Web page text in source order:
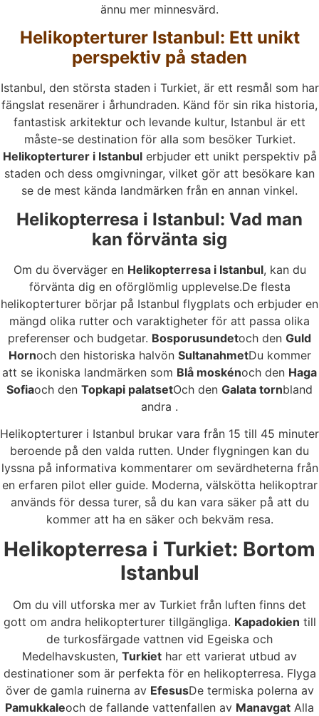
ännu mer minnesvärd.
Helikopterturer Istanbul: Ett unikt
perspektiv på staden
Istanbul, den största staden i Turkiet, är ett resmål som har
fängslat resenärer i århundraden. Känd för sin rika historia,
fantastisk arkitektur och levande kultur, Istanbul är ett
måste-se destination för alla som besöker Turkiet.
Helikopterturer i Istanbulerbjuder ett unikt perspektiv på
staden och dess omgivningar, vilket gör att besökare kan
se de mest kända landmärken från en annan vinkel.
Helikopterresa i Istanbul: Vad man
kan förvänta sig
Om du överväger en Helikopterresa i Istanbul, kan du
förvänta dig en oförglömlig upplevelse.De flesta
helikopterturer börjar på Istanbul flygplats och erbjuder en
mängd olika rutter och varaktigheter för att passa olika
preferenser och budgetar. Bosporusundetoch den Guld
Hornoch den historiska halvön SultanahmetDu kommer
att se ikoniska landmärken som Blå moskénoch den Haga
Sofiaoch den Topkapi palatsetOch den Galata tornbland
andra .
Helikopterturer i Istanbul brukar vara från 15 till 45 minuter
beroende på den valda rutten. Under flygningen kan du
lyssna på informativa kommentarer om sevärdheterna från
en erfaren pilot eller guide. Moderna, välskötta helikoptrar
används för dessa turer, så du kan vara säker på att du
kommer att ha en säker och bekväm resa.
Helikopterresa i Turkiet: Bortom
Istanbul
Om du vill utforska mer av Turkiet från luften finns det
gott om andra helikopterturer tillgängliga. Kapadokien till
de turkosfärgade vattnen vid Egeiska och
Medelhavskusten, Turkiet har ett varierat utbud av
destinationer som är perfekta för en helikopterresa. Flyga
över de gamla ruinerna av EfesusDe termiska polerna av
Pamukkaleoch de fallande vattenfallen av Manavgat Alla